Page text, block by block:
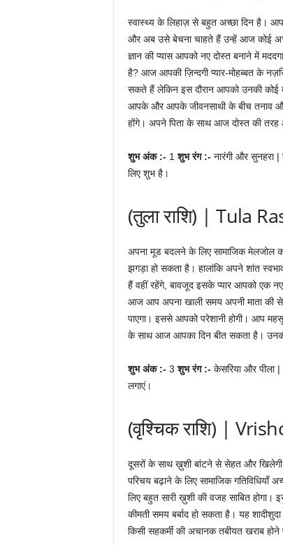
स्वास्थ्य के लिहाज़ से बहुत अच्छा दिन है।
और अब उसे बेचना चाहते हैं उन्हें आज कोई
ज्ञान की प्यास आपको नए दोस्त बनाने में
है? आज आपकी ज़िन्दगी प्यार-मोहब्बत के
सकते हैं लेकिन इस दौरान आपको उनकी
आपके और आपके जीवनसाथी के बीच तनाव
होंगे। अपने पिता के साथ आज दोस्त की
शुभ अंक :- 1शुभ रंग :- नारंगी और सुनहरा |
लिए शुभ है।
(तुला राशि) | Tula
अपना मूड बदलने के लिए सामाजिक मेलजोल
झगड़ा हो सकता है। हालांकि अपने शांत
हैं वहीं रहेंगे, बावजूद इसके प्यार आपको एक
आज आप अपना खाली समय अपनी माता की
पाएगा। इससे आपको परेशानी होगी। आप
के साथ आज आपका दिन बीत सकता है।
शुभ अंक :- 3शुभ रंग :- केसरिया और पीला |
लगाएं।
(वृश्चिक राशि) |
दूसरों के साथ ख़ुशी बांटने से सेहत और खिलेगी।
परिचय बढ़ाने के लिए सामाजिक गतिविधियाँ
लिए बहुत सारी ख़ुशी की वजह साबित
कीमती समय बर्बाद हो सकता है। यह
किसी सहकर्मी की अचानक तबीयत खराब